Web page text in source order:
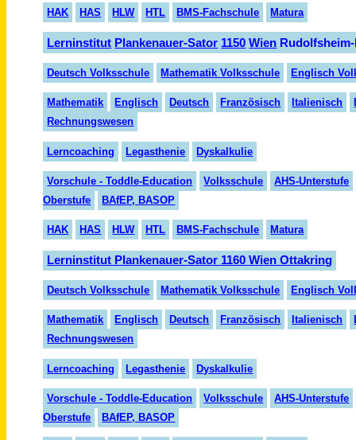
HAK HAS HLW HTL BMS-Fachschule Matura
Lerninstitut Plankenauer-Sator 1150 Wien
Deutsch Volksschule Mathematik Volksschule Englisch
Mathematik Englisch Deutsch Französisch Italienisch
Rechnungswesen
Lerncoaching Legasthenie Dyskalkulie
Vorschule - Toddle-Education Volksschule
AHS-Unterstufe
Oberstufe
BAfEP, BASOP
HAK HAS HLW HTL BMS-Fachschule Matura
Lerninstitut Plankenauer-Sator 1160 Wien Ottakring
Deutsch Volksschule Mathematik Volksschule Englisch
Mathematik Englisch Deutsch Französisch Italienisch
Rechnungswesen
Lerncoaching Legasthenie Dyskalkulie
Vorschule - Toddle-Education Volksschule
AHS-Unterstufe
Oberstufe
BAfEP, BASOP